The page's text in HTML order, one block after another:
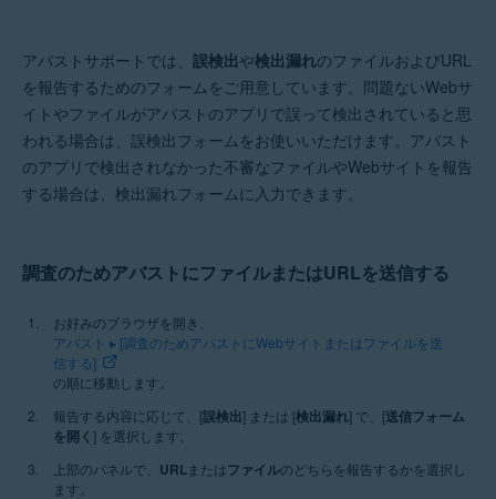
製品:
オペレーティング システム:
サポートされるすべてのプラットフォーム
アバストサポートでは、 誤検出や検出漏れのファイルおよびURL
を報告するためのフォームをご用意しています。問題ないWebサ
イトやファイルがアバストのアプリで誤って検出されていると思
われる場合は、誤検出フォームをお使いいただけます。アバスト
のアプリで検出されなかった不審なファイルやWebサイトを報告
する場合は、検出漏れフォームに入力できます。
調査のためアバストにファイルまたはURLを送信する
お好みのブラウザを開き、
アバスト ▸ [調査のためアバストにWebサイトまたはファイルを送
信する]
の順に移動します。
報告する内容に応じて、[誤検出] または [検出漏れ] で、[送信フォーム
を開く ] を選択します。
上部のパネルで、 URLまたはファイルのどちらを報告するかを選択し
ます。